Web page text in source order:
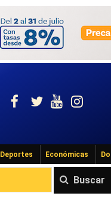
Deportes Económicas
Buscar